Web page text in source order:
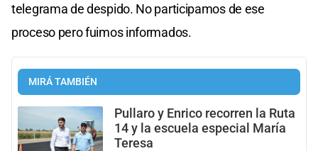
telegrama de despido. No participamos de ese
proceso pero fuimos informados.
MIRÁ TAMBIÉN
Pullaro y Enrico recorren la Ruta
14 y la escuela especial María
Teresa